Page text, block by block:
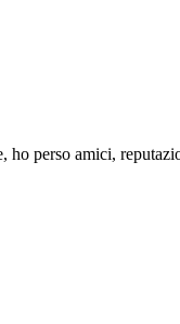
ho perso amici,